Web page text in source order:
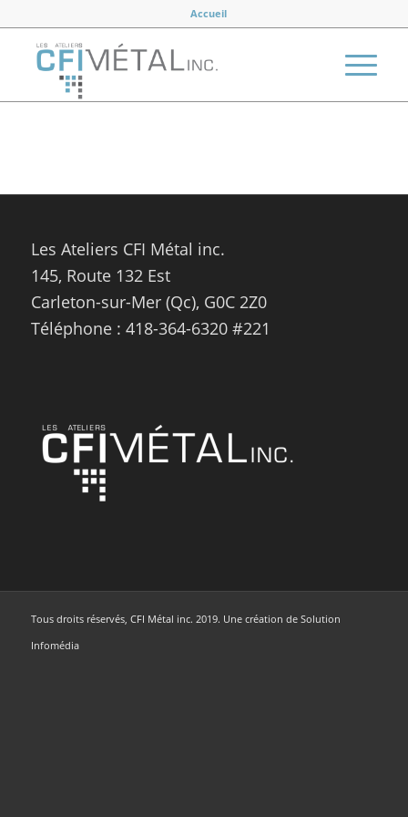
Accueil
Les Ateliers CFI Métal inc.
145, Route 132 Est
Carleton-sur-Mer (Qc), G0C 2Z0
Téléphone : 418-364-6320 #221
Tous droits réservés, CFI Métal inc. 2019. Une création de Solution
Infomédia